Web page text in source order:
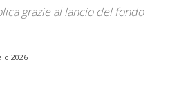
grazie al lancio del fondo
2026